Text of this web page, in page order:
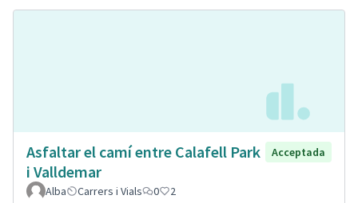
Asfaltar el camí entre Calafell Park
i Valldemar
Acceptada
Alba Carrers i Vials 0 2